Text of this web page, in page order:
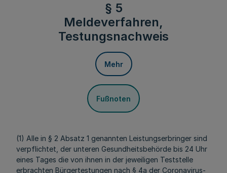
§ 5
Meldeverfahren,
Testungsnachweis
Mehr
Fußnoten
(1) Alle in § 2 Absatz 1 genannten Leistungserbringer sind
verpflichtet, der unteren Gesundheitsbehörde bis 24 Uhr
eines Tages die von ihnen in der jeweiligen Teststelle
erbrachten Bürgertestungen nach § 4a der Coronavirus-